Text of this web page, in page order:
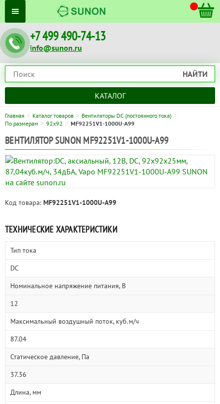
+7 499 490-74-13
info@sunon.ru
НАЙТИ
КАТАЛОГ
Главная Каталог товаров
Вентиляторы DC (постоянного тока)
По размерам
92x92 MF92251V1-1000U-A99
ВЕНТИЛЯТОР SUNON MF92251V1-1000U-A99
Код товара: MF92251V1-1000U-A99
ТЕХНИЧЕСКИЕ ХАРАКТЕРИСТИКИ
Тип тока
DC
Номинальное напряжение питания, В
12
Максимальный воздушный поток, куб.м/ч
87.04
Статическое давление, Па
37.36
Длина, мм